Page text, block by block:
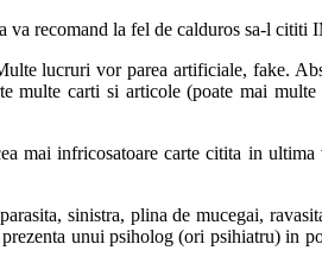
recomand la fel de calduros sa-l
lucruri vor parea artificiale, fake.
carti si articole (poate mai
mai infricosatoare carte citita in
sinistra, plina de mucegai,
unui psiholog (ori psihiatru) in